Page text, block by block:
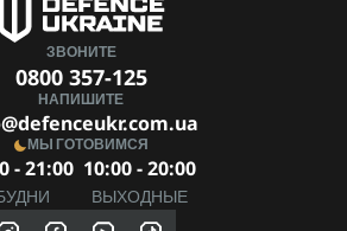
ЗВОНИТЕ
0800 357-125
НАПИШИТЕ
МЫ ГОТОВИМСЯ
- 21:00 10:00 - 20:00
ВЫХОДНЫЕ